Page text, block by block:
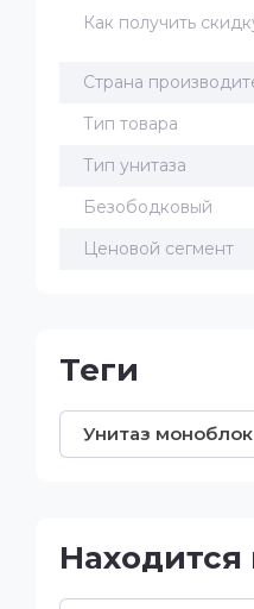
Как получить
Страна
Тип товара
Тип унитаза
Безободковый
Ценовой сегмент
теги
Унитаз моноблок